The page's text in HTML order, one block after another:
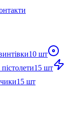
10 шт
15 шт
15 шт